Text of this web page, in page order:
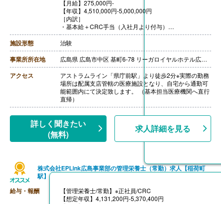
【月給】275,000円-
【年収】4,510,000円-5,000,000円
［内訳］
・基本給＋CRC手当（入社月より付与）
※経験者の場合は経験により異なります。
※契約社員は年収の1/12を月々の給与として支給しま
す。
※残業代支給あり（1分単位）
【賞与】年2回（計4.40ヶ月分）
【通勤手当】通勤定期代は不支給。かかった交通費は都
度実費精算
【昇給】あり
施設形態 治験
事業所所在地 広島県 広島市中区 基町6-78 リーガロイヤルホテル広島9F
アクセス
アストラムライン「県庁前駅」より徒歩2分※実際の勤務
場所は配属支店管轄の医療施設となり、自宅から通勤可
能範囲内にて決定致します。 （基本担当医療機関へ直行
直帰）
詳しく聞きたい
(無料)
求人詳細を見る
株式会社EPLink広島事業部の管理栄養士（常勤）求人【稲荷町
駅】
給与・報酬
【管理栄養士/常勤】※正社員/CRC
【想定年収】4,131,200円-5,370,400円